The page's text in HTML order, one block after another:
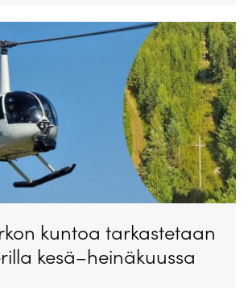
kuntoa tarkastetaan
kesä–heinäkuussa